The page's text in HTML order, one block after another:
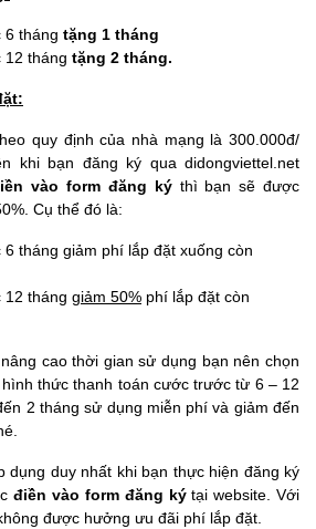
tháng tặng 1 tháng
tháng tặng 2 tháng.
quy định của nhà mạng là 300.000đ/
khi bạn đăng ký qua didongviettel.net
vào form đăng ký thì bạn sẽ được
Cụ thể đó là:
tháng giảm phí lắp đặt xuống còn
tháng giảm 50% phí lắp đặt còn
cao thời gian sử dụng bạn nên chọn
thức thanh toán cước trước từ 6 – 12
2 tháng sử dụng miễn phí và giảm đến
dụng duy nhất khi bạn thực hiện đăng ký
điền vào form đăng kýtại website. Với
được hưởng ưu đãi phí lắp đặt.